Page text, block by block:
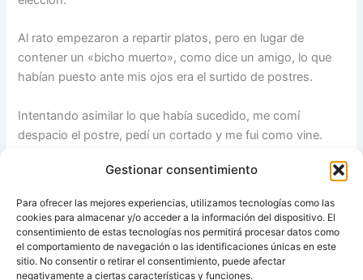
Gestionar consentimiento
Para ofrecer las mejores experiencias, utilizamos tecnologías como las
cookies para almacenar y/o acceder a la información del dispositivo. El
consentimiento de estas tecnologías nos permitirá procesar datos como
el comportamiento de navegación o las identificaciones únicas en este
sitio. No consentir o retirar el consentimiento, puede afectar
negativamente a ciertas características y funciones.
Al rato empezaron a repartir platos, pero en lugar de
contener un «bicho muerto», como dice un amigo, lo que
habían puesto ante mis ojos era el surtido de postres.
Intentando asimilar lo que había sucedido, me comí
despacio el postre, pedí un cortado y me fui como vine.
Afortunadamente, en la siguiente comida de Navidad soy
Feliz Navidad a todos.
Fuente:No tengo Thermomix